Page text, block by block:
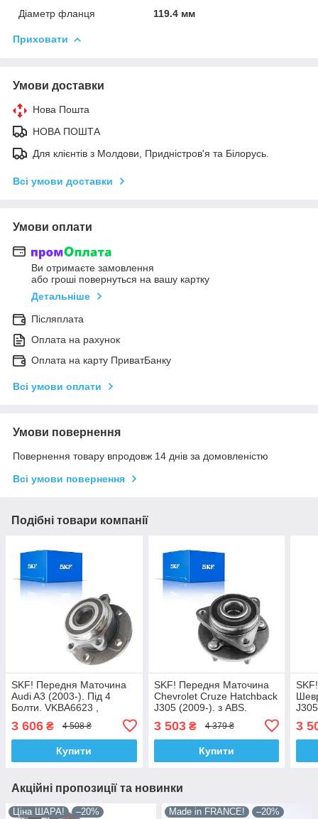
Діаметр фланця
119.4 мм
Приховати
Умови доставки
Нова Пошта
НОВА ПОШТА
Для клієнтів з Молдови, Придністров'я та Білорусь.
Всі умови доставки
Умови оплати
Ви отримаєте замовлення
або гроші повернуться на вашу картку
Детальніше
Післяплата
Оплата на рахунок
Оплата на карту ПриватБанку
Всі умови оплати
Умови повернення
Повернення товару впродовж 14 днів за домовленістю
Всі умови повернення
Подібні товари компанії
SKF! Передня Маточина
Audi A3 (2003-). Під 4
Болти. VKBA6623 ,
Німеччина!
3 606 ₴ 4 508 ₴
Купити
SKF! Передня Маточина
Chevrolet Cruze Hatchback
J305 (2009-). з ABS.
713644910. Німеччина!
3 503₴ 4 379 ₴
Купити
3
Акційні пропозиції та новинки
Ціна ШАРА! –20% Made in FRANCE! –20%